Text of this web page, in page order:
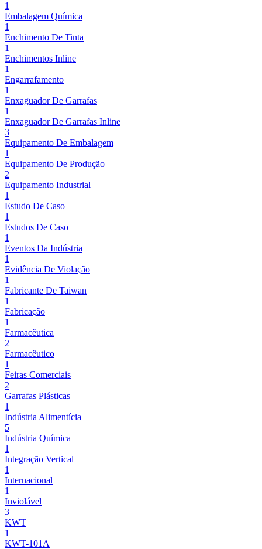
1
Embalagem Química
1
Enchimento De Tinta
1
Enchimentos Inline
1
Engarrafamento
1
Enxaguador De Garrafas
1
Enxaguador De Garrafas Inline
3
Equipamento De Embalagem
1
Equipamento De Produção
2
Equipamento Industrial
1
Estudo De Caso
1
Estudos De Caso
1
Eventos Da Indústria
1
Evidência De Violação
1
Fabricante De Taiwan
1
Fabricação
1
Farmacêutica
2
Farmacêutico
1
Feiras Comerciais
2
Garrafas Plásticas
1
Indústria Alimentícia
5
Indústria Química
1
Integração Vertical
1
Internacional
1
Inviolável
3
KWT
1
KWT-101A